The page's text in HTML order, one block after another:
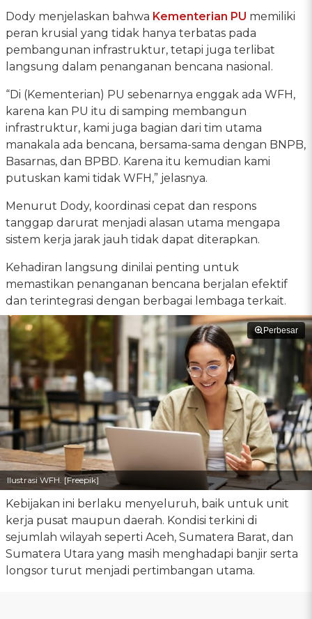
Dody menjelaskan bahwa Kementerian PU memiliki
peran krusial yang tidak hanya terbatas pada
pembangunan infrastruktur, tetapi juga terlibat
langsung dalam penanganan bencana nasional.
“Di (Kementerian) PU sebenarnya enggak ada WFH,
karena kan PU itu di samping membangun
infrastruktur, kami juga bagian dari tim utama
manakala ada bencana, bersama-sama dengan BNPB,
Basarnas, dan BPBD. Karena itu kemudian kami
putuskan kami tidak WFH,” jelasnya.
Menurut Dody, koordinasi cepat dan respons
tanggap darurat menjadi alasan utama mengapa
sistem kerja jarak jauh tidak dapat diterapkan.
Kehadiran langsung dinilai penting untuk
memastikan penanganan bencana berjalan efektif
dan terintegrasi dengan berbagai lembaga terkait.
Perbesar
Ilustrasi WFH. [Freepik]
Kebijakan ini berlaku menyeluruh, baik untuk unit
kerja pusat maupun daerah. Kondisi terkini di
sejumlah wilayah seperti Aceh, Sumatera Barat, dan
Sumatera Utara yang masih menghadapi banjir serta
longsor turut menjadi pertimbangan utama.